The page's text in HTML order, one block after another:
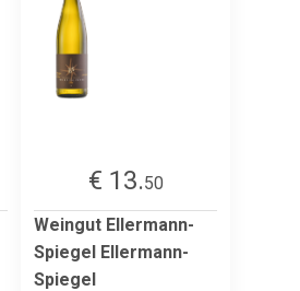
€ 13.50
Weingut Ellermann-
Spiegel Ellermann-
Spiegel